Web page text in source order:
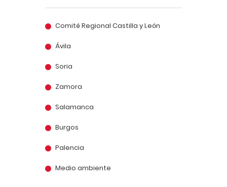
Comité Regional Castilla y León
Ávila
Soria
Zamora
Salamanca
Burgos
Palencia
Medio ambiente